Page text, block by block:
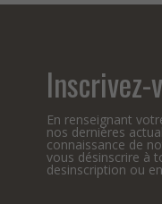
En renseignant
nos dernières
connaissance de
vous désinscrire à
desinscription ou